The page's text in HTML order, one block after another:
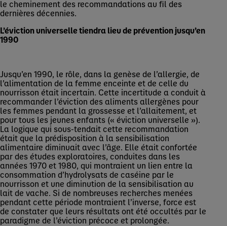
le cheminement des recommandations au fil des
dernières décennies.
L’éviction universelle tiendra lieu de prévention jusqu’en
1990
Jusqu’en 1990, le rôle, dans la genèse de l’allergie, de
l’alimentation de la femme enceinte et de celle du
nourrisson était incertain. Cette incertitude a conduit à
recommander l’éviction des aliments allergènes pour
les femmes pendant la grossesse et l’allaitement, et
pour tous les jeunes enfants (« éviction universelle »).
La logique qui sous-tendait cette recommandation
était que la prédisposition à la sensibilisation
alimentaire diminuait avec l’âge. Elle était confortée
par des études exploratoires, conduites dans les
années 1970 et 1980, qui montraient un lien entre la
consommation d’hydrolysats de caséine par le
nourrisson et une diminution de la sensibilisation au
lait de vache. Si de nombreuses recherches menées
pendant cette période montraient l’inverse, force est
de constater que leurs résultats ont été occultés par le
paradigme de l’éviction précoce et prolongée.